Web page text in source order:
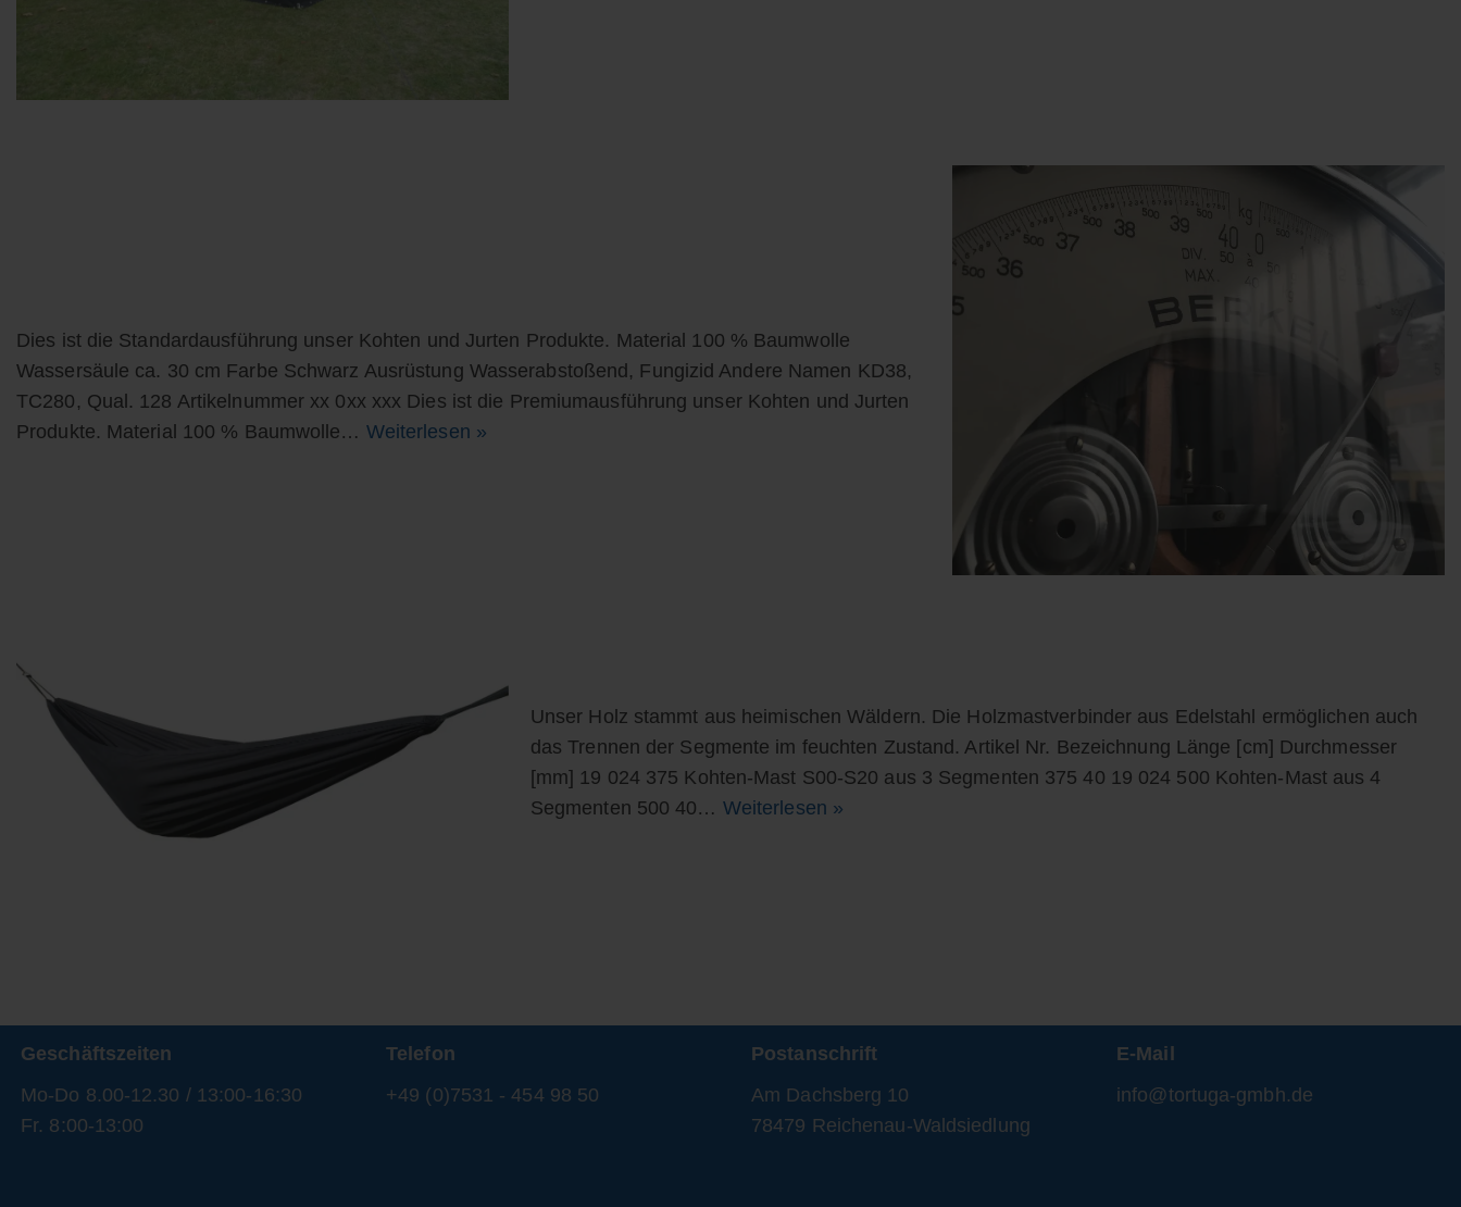
Dies ist die Standardausführung unser Kohten und Jurten Produkte. Material 100 % Baumwolle
Wassersäule ca. 30 cm Farbe Schwarz Ausrüstung Wasserabstoßend, Fungizid Andere Namen KD38,
TC280, Qual. 128 Artikelnummer xx 0xx xxx Dies ist die Premiumausführung unser Kohten und Jurten
Produkte. Material 100 % Baumwolle… Weiterlesen »
Unser Holz stammt aus heimischen Wäldern. Die Holzmastverbinder aus Edelstahl ermöglichen auch
das Trennen der Segmente im feuchten Zustand. Artikel Nr. Bezeichnung Länge [cm] Durchmesser
[mm] 19 024 375 Kohten-Mast S00-S20 aus 3 Segmenten 375 40 19 024 500 Kohten-Mast aus 4
Segmenten 500 40… Weiterlesen »
Geschäftszeiten
Mo-Do 8.00-12.30 / 13:00-16:30
Fr. 8:00-13:00
Telefon
+49 (0)7531 - 454 98 50
Postanschrift
Am Dachsberg 10
78479 Reichenau-Waldsiedlung
E-Mail
info@tortuga-gmbh.de